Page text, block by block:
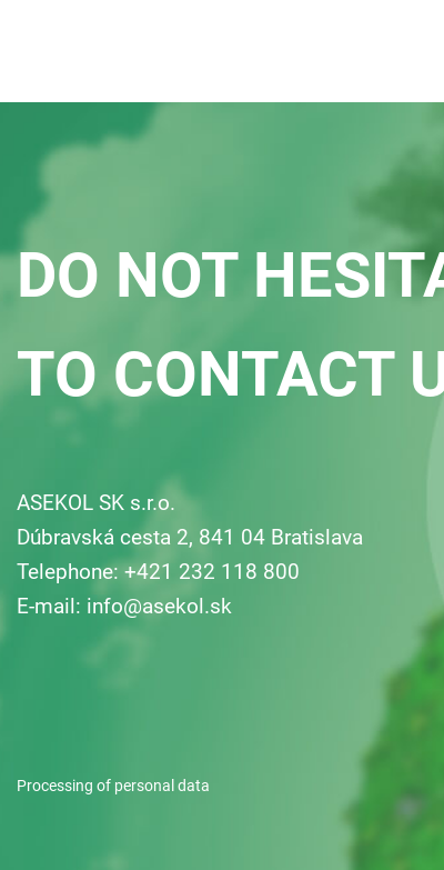
DO NOT
TO CONTACT
ASEKOL SK s.r.o.
Dúbravská cesta 2, 841 04 Bratislava
Telephone: +421 232 118 800
E-mail: info@asekol.sk
Processing of personal data